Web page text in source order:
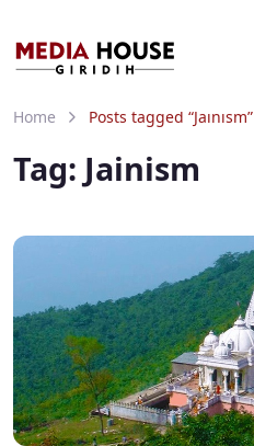
Home Posts tagged “Jainism”
Tag: Jainism